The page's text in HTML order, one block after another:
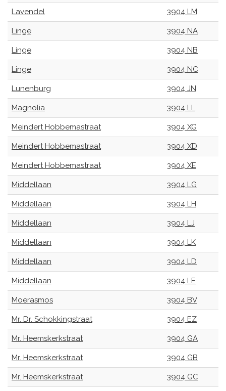
Lavendel 3904 LM
Linge 3904 NA
Linge 3904 NB
Linge 3904 NC
Lunenburg 3904 JN
Magnolia 3904 LL
Meindert Hobbemastraat 3904 XG
Meindert Hobbemastraat 3904 XD
Meindert Hobbemastraat 3904 XE
Middellaan 3904 LG
Middellaan 3904 LH
Middellaan 3904 LJ
Middellaan 3904 LK
Middellaan 3904 LD
Middellaan 3904 LE
Moerasmos 3904 BV
Mr. Dr. Schokkingstraat 3904 EZ
Mr. Heemskerkstraat 3904 GA
Mr. Heemskerkstraat 3904 GB
Mr. Heemskerkstraat 3904 GC